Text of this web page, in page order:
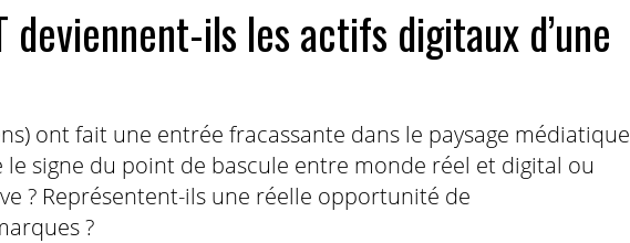
deviennent-ils les actifs digitaux d’une
ont fait une entrée fracassante dans le paysage médiatique
le signe du point de bascule entre monde réel et digital ou
? Représentent-ils une réelle opportunité de
?